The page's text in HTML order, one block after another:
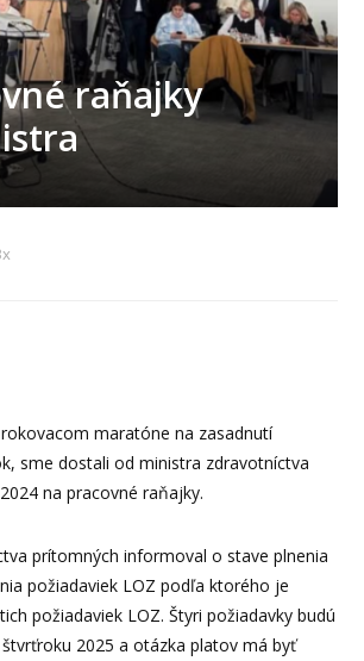
raňajky
maratóne na zasadnutí
sme dostali od ministra zdravotníctva
na pracovné raňajky.
prítomných informoval o stave plnenia
požiadaviek LOZ podľa ktorého je
požiadaviek LOZ. Štyri požiadavky budú
2025 a otázka platov má byť